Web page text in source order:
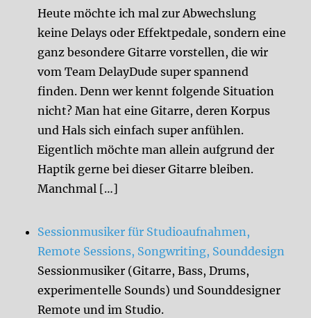
Heute möchte ich mal zur Abwechslung
keine Delays oder Effektpedale, sondern eine
ganz besondere Gitarre vorstellen, die wir
vom Team DelayDude super spannend
finden. Denn wer kennt folgende Situation
nicht? Man hat eine Gitarre, deren Korpus
und Hals sich einfach super anfühlen.
Eigentlich möchte man allein aufgrund der
Haptik gerne bei dieser Gitarre bleiben.
Manchmal […]
Sessionmusiker für Studioaufnahmen,
Remote Sessions, Songwriting, Sounddesign
Sessionmusiker (Gitarre, Bass, Drums,
experimentelle Sounds) und Sounddesigner
Remote und im Studio.